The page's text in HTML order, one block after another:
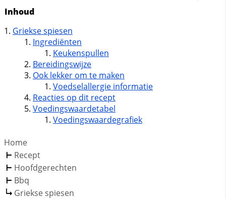
Inhoud
Griekse spiesen
Ingrediënten
Keukenspullen
Bereidingswijze
Ook lekker om te maken
Voedselallergie informatie
Reacties op dit recept
Voedingswaardetabel
Voedingswaardegrafiek
Home
Recept
Hoofdgerechten
Bbq
Griekse spiesen